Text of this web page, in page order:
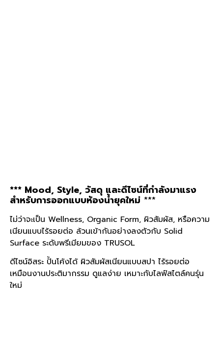
*** Mood, Style, วัสดุ และดีไซน์ที่กำลังมาแรง
สำหรับการออกแบบห้องน้ำยุคใหม่ ***
ไม่ว่าจะเป็น Wellness, Organic Form, ผิวสัมผัส, หรือความ
เนียนแบบไร้รอยต่อ ล้วนเข้ากันอย่างลงตัวกับ Solid
Surface ระดับพรีเมียมของ TRUSOL
ดีไซน์อิสระ ปั้นโค้งได้ ผิวสัมผัสเนียนแบบสปา ไร้รอยต่อ
เหมือนงานประติมากรรม ดูแลง่าย เหมาะกับไลฟ์สไตล์คนรุ่น
ใหม่